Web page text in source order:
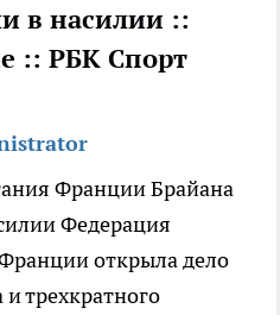
в насилии ::
:: РБК Спорт
Франции Брайана
Федерация
открыла дело
трехкратного